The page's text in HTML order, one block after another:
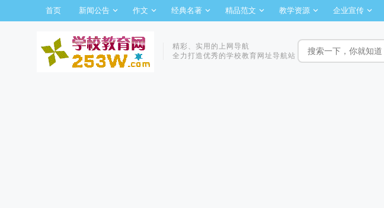
首页 新闻公告 作文 经典名著 精品范文 教学资源 企业宣传
精彩、实用的上网导航
全力打造优秀的学校教育网址导航站